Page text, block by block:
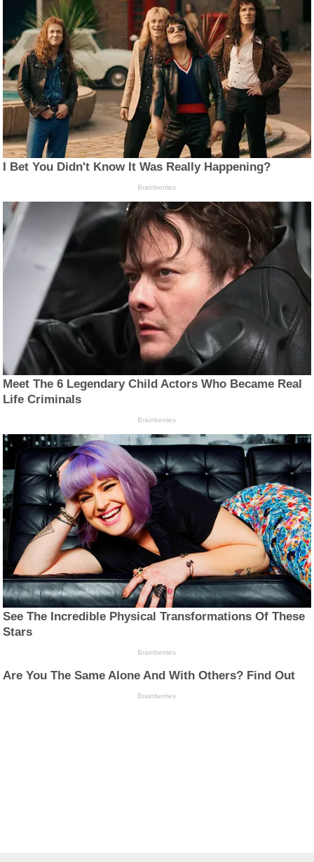
I Bet You Didn't Know It Was Really Happening?
Brainberries
Meet The 6 Legendary Child Actors Who Became Real
Life Criminals
Brainberries
See The Incredible Physical Transformations Of These
Stars
Brainberries
Are You The Same Alone And With Others? Find Out
Brainberries